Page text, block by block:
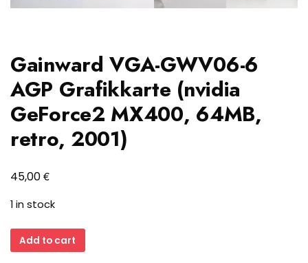
Gainward VGA-GWV06-6
AGP Grafikkarte (nvidia
GeForce2 MX400, 64MB,
retro, 2001)
45,00€
1 in stock
Gainward
VGA-
Add to cart